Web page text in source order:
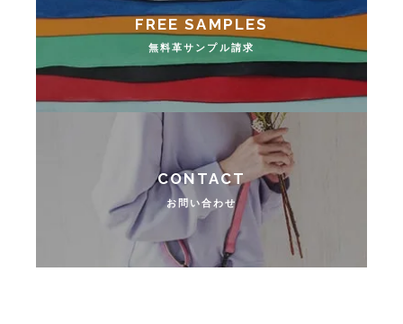
無料革サンプル請求
お問い合わせ